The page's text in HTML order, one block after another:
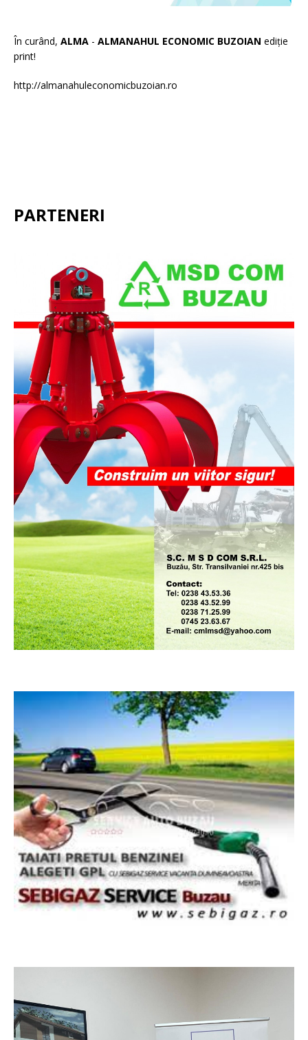
În curând, ALMA - ALMANAHUL ECONOMIC BUZOIAN ediție
print!
http://almanahuleconomicbuzoian.ro
PARTENERI